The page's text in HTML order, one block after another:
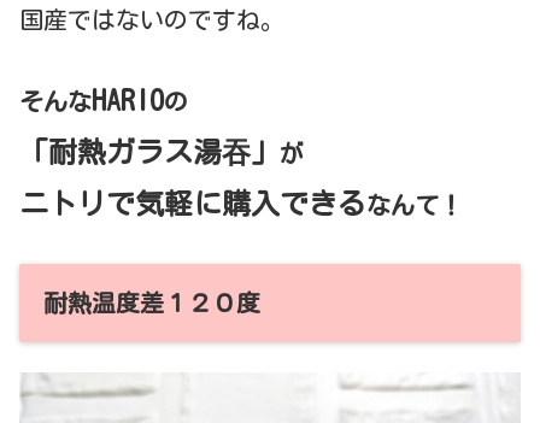
国産ではないのですね。
そんな HARIOの
「耐熱ガラス湯吞」 が
ニトリで気軽に購入できるなんて！
耐熱温度差１２０度